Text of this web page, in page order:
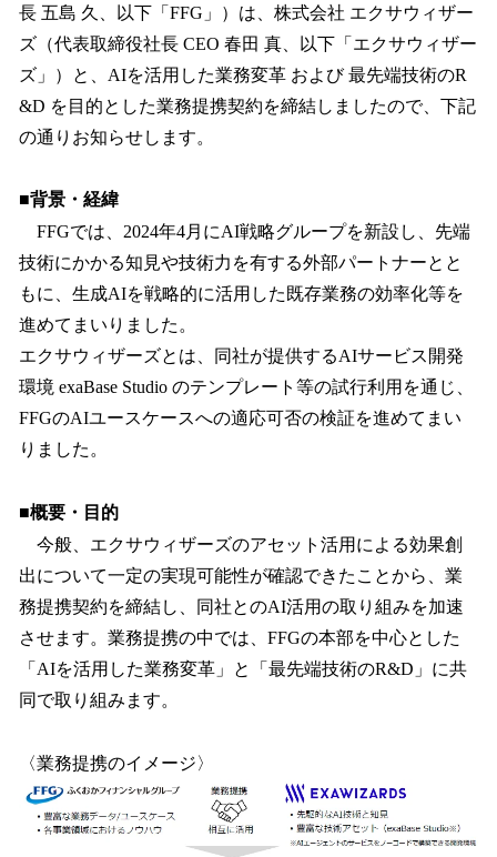
長 五島 久、以下「FFG」）は、株式会社 エクサウィザー
ズ（代表取締役社長 CEO 春田 真、以下「エクサウィザー
ズ」）と、AIを活用した業務変革 および 最先端技術のR
&D を目的とした業務提携契約を締結しましたので、下記
の通りお知らせします。
■背景・経緯
FFGでは、2024年4月にAI戦略グループを新設し、先端
技術にかかる知見や技術力を有する外部パートナーとと
もに、生成AIを戦略的に活用した既存業務の効率化等を
進めてまいりました。
エクサウィザーズとは、同社が提供するAIサービス開発
環境 exaBase Studio のテンプレート等の試行利用を通じ、
FFGのAIユースケースへの適応可否の検証を進めてまい
りました。
■概要・目的
今般、エクサウィザーズのアセット活用による効果創
出について一定の実現可能性が確認できたことから、業
務提携契約を締結し、同社とのAI活用の取り組みを加速
させます。業務提携の中では、FFGの本部を中心とした
「AIを活用した業務変革」と「最先端技術のR&D」に共
同で取り組みます。
〈業務提携のイメージ〉